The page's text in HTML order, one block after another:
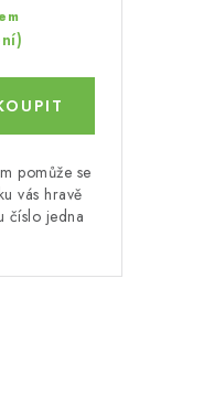
pomůže se
vás hravě
číslo jedna